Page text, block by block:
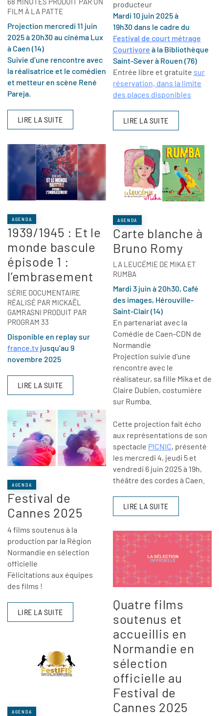
FILM À LA PATTE
Projection mercredi 11 juin
2025 à 20h30 au cinéma Lux
à Caen (14)
Suivie d’une rencontre avec
la réalisatrice et le comédien
et metteur en scène René
Pareja.
LIRE LA SUITE
AGENDA
1939/1945 : Et le
monde bascule
épisode 1 :
l’embrasement
SÉRIE DOCUMENTAIRE
RÉALISÉ PAR MICKAËL
GAMRASNI PRODUIT PAR
PROGRAM 33
Disponible en replay sur
france.tv jusqu’au 9
novembre 2025
LIRE LA SUITE
AGENDA
Festival de
Cannes 2025
4 films soutenus à la
production par la Région
Normandie en sélection
officielle
Félicitations aux équipes
des films !
LIRE LA SUITE
AGENDA
producteur
Mardi 10 juin 2025 à
19h30 dans le cadre du
Festival de court métrage
Courtivore à la Bibliothèque
Saint-Sever à Rouen (76)
Entrée libre et gratuite sur
réservation, dans la limite
des places disponibles
LIRE LA SUITE
AGENDA
Carte blanche à
Bruno Romy
LA LEUCÉMIE DE MIKA ET
RUMBA
Mardi 3 juin à 20h30, Café
des images, Hérouville-
Saint-Clair (14)
En partenariat avec la
Comédie de Caen-CDN de
Normandie
Projection suivie d’une
rencontre avec le
réalisateur, sa fille Mika et de
Claire Dubien, costumière
sur Rumba.
Cette projection fait écho
aux représentations de son
spectacle PICNIC, présenté
les mercredi 4, jeudi 5 et
vendredi 6 juin 2025 à 19h,
théâtre des cordes à Caen.
LIRE LA SUITE
Quatre films
soutenus et
accueillis en
Normandie en
sélection
officielle au
Festival de
Cannes 2025